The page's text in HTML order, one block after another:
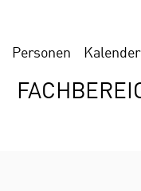
Personen Kalender